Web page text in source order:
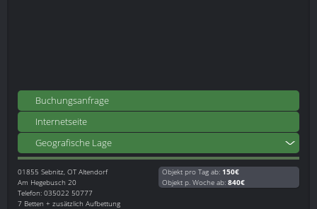
Buchungsanfrage
Internetseite
Geografische Lage
01855 Sebnitz, OT Altendorf
Am Hegebusch 20
Telefon: 035022 50777
7 Betten + zusätzlich Aufbettung
Objekt pro Tag ab: 150€
Objekt p. Woche ab: 840€